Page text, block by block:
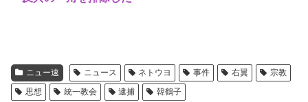
ニュー速 ニュース ネトウヨ 事件 右翼
宗教
思想
統一教会 逮捕 韓鶴子